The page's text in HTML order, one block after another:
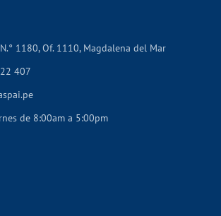
1180, Of. 1110, Magdalena del Mar
407
de 8:00am a 5:00pm